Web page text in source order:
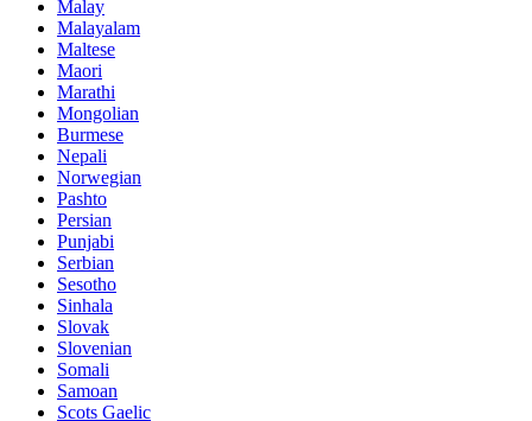
Malay
Malayalam
Maltese
Maori
Marathi
Mongolian
Burmese
Nepali
Norwegian
Pashto
Persian
Punjabi
Serbian
Sesotho
Sinhala
Slovak
Slovenian
Somali
Samoan
Scots Gaelic